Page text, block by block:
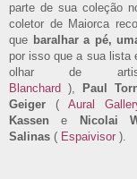
parte de sua coleção
coletor de Maiorca
que baralhar a pé,
por isso que a sua lista
olhar de
Blanchard ), Paul
Geiger (Aural
Kassen e Nicolai
Salinas ( Espaivisor ).